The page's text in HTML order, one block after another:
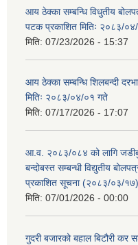
आय ठेक्का सम्बन्धि विधुतीय
पटक प्रकाशित मितिः २०८३/०४/
मिति: 07/23/2026 - 15:37
आय ठेक्का सम्बन्धि शिलबन्दी
मितिः २०८३/०४/०१ गते
मिति: 07/17/2026 - 17:07
आ.व. २०८३/०८४ को लागि
बन्दोबस्त सम्बन्धी विद्युतीय
प्रकाशित सूचना (२०८३/०३/१७)
मिति: 07/01/2026 - 00:00
गुदरी बजारको बहाल बिटौरी कर